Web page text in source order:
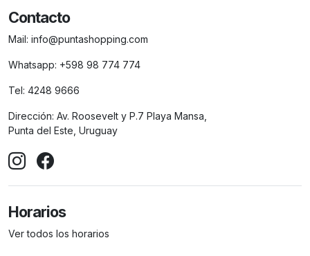
Contacto
Mail: info@puntashopping.com
Whatsapp: +598 98 774 774
Tel: 4248 9666
Dirección: Av. Roosevelt y P.7 Playa Mansa,
Punta del Este, Uruguay
Horarios
Ver todos los horarios